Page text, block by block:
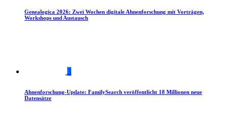
Genealogica 2026: Zwei Wochen digitale Ahnenforschung mit Vorträgen,
Workshops und Austausch
3
Ahnenforschung-Update: FamilySearch veröffentlicht 18 Millionen neue
Datensätze